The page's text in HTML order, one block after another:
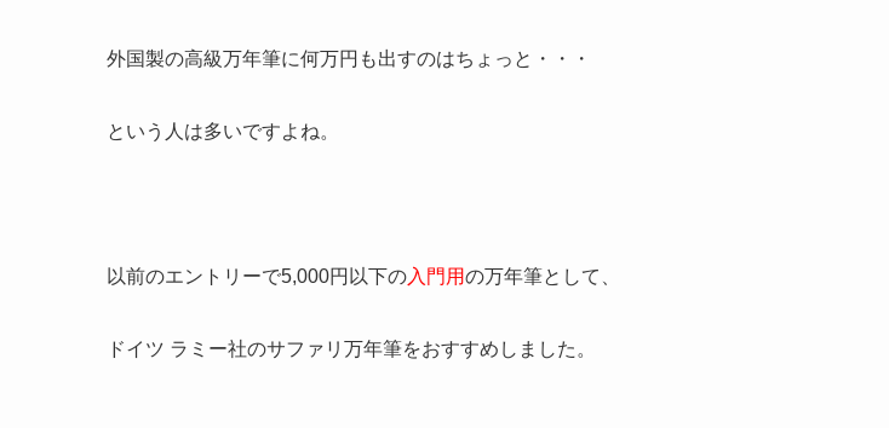
外国製の高級万年筆に何万円も出すのはちょっと・・・
という人は多いですよね。
以前のエントリーで5,000円以下の入門用の万年筆として、
ドイツ ラミー社のサファリ万年筆をおすすめしました。